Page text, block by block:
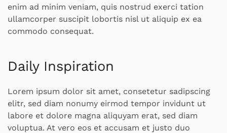
enim ad minim veniam, quis nostrud exerci tation
ullamcorper suscipit lobortis nisl ut aliquip ex ea
commodo consequat.
Daily Inspiration
Lorem ipsum dolor sit amet, consetetur sadipscing
elitr, sed diam nonumy eirmod tempor invidunt ut
labore et dolore magna aliquyam erat, sed diam
voluptua. At vero eos et accusam et justo duo